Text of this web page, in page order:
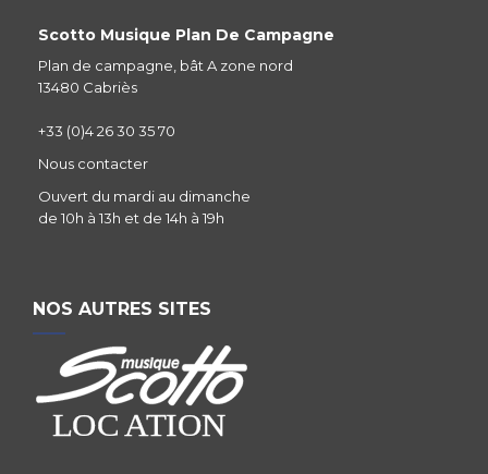
Scotto Musique Plan De Campagne
Plan de campagne, bât A zone nord
13480 Cabriès
+33 (0)4 26 30 35 70
Nous contacter
Ouvert du mardi au dimanche
de 10h à 13h et de 14h à 19h
NOS AUTRES SITES